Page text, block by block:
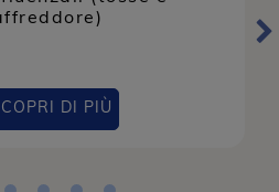
DI PIÙ